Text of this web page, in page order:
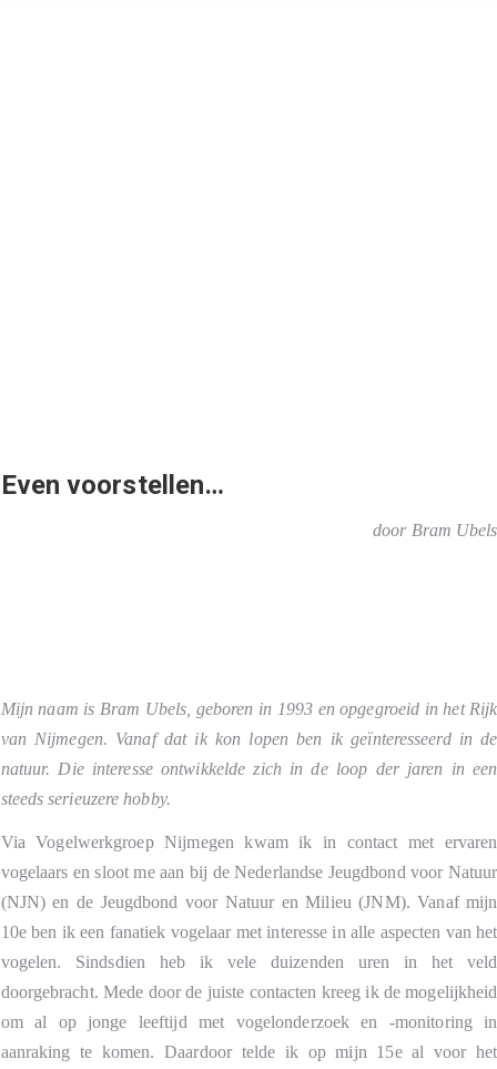
Even voorstellen…
door Bram Ubels
Mijn naam is Bram Ubels, geboren in 1993 en opgegroeid in het Rijk
van Nijmegen. Vanaf dat ik kon lopen ben ik geïnteresseerd in de
natuur. Die interesse ontwikkelde zich in de loop der jaren in een
steeds serieuzere hobby.
Via Vogelwerkgroep Nijmegen kwam ik in contact met ervaren
vogelaars en sloot me aan bij de Nederlandse Jeugdbond voor Natuur
(NJN) en de Jeugdbond voor Natuur en Milieu (JNM). Vanaf mijn
10e ben ik een fanatiek vogelaar met interesse in alle aspecten van het
vogelen. Sindsdien heb ik vele duizenden uren in het veld
doorgebracht. Mede door de juiste contacten kreeg ik de mogelijkheid
om al op jonge leeftijd met vogelonderzoek en -monitoring in
aanraking te komen. Daardoor telde ik op mijn 15e al voor het